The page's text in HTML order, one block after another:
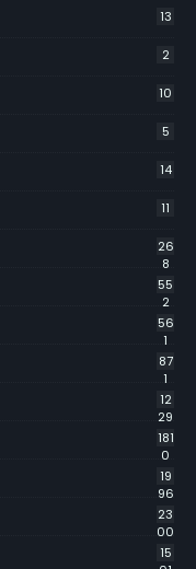
13
2
10
5
14
11
26
8
55
2
56
1
87
1
12
29
181
0
19
96
23
00
15